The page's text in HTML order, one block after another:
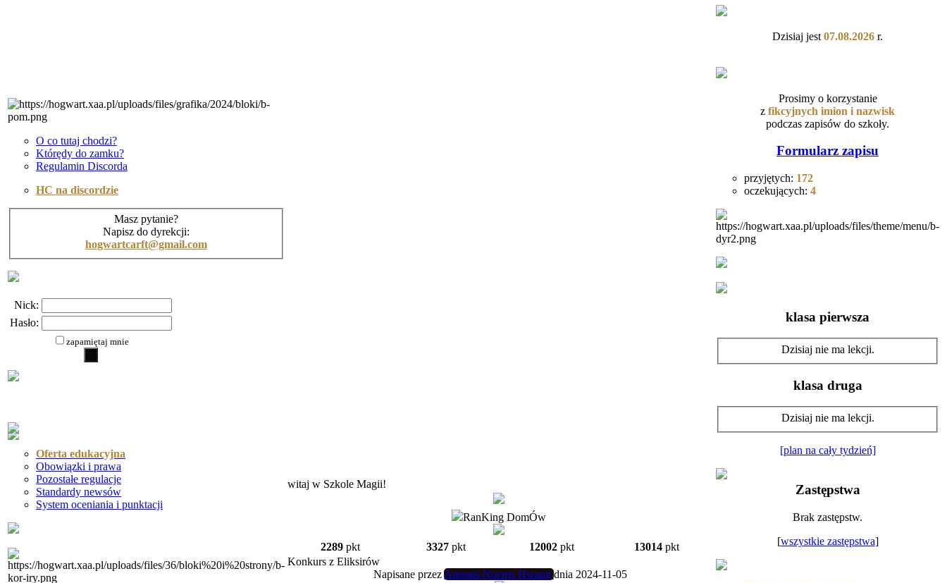
O co tutaj chodzi?
Którędy do zamku?
Regulamin Discorda
HC na discordzie
Masz pytanie?
Napisz do dyrekcji:
hogwartcarft@gmail.com
Nick:
Hasło:
zapamiętaj mnie
Oferta edukacyjna
Obowiązki i prawa
Pozostałe regulacje
Standardy newsów
System oceniania i punktacji
witaj w Szkole Magii!
RanKing DomÓw
2289 pkt 3327 pkt 12002 pkt 13014 pkt
Konkurs z Eliksirów
Napisane przezAuronis Noctris Hwangdnia 2024-11-05
Dzisiaj jest 07.08.2026 r.
Prosimy o korzystanie
z fikcyjnych imion i nazwisk
podczas zapisów do szkoły.
Formularz zapisu
przyjętych: 172
oczekujących: 4
klasa pierwsza
Dzisiaj nie ma lekcji.
klasa druga
Dzisiaj nie ma lekcji.
[plan na cały tydzień]
Zastępstwa
Brak zastępstw.
[wszystkie zastępstwa]